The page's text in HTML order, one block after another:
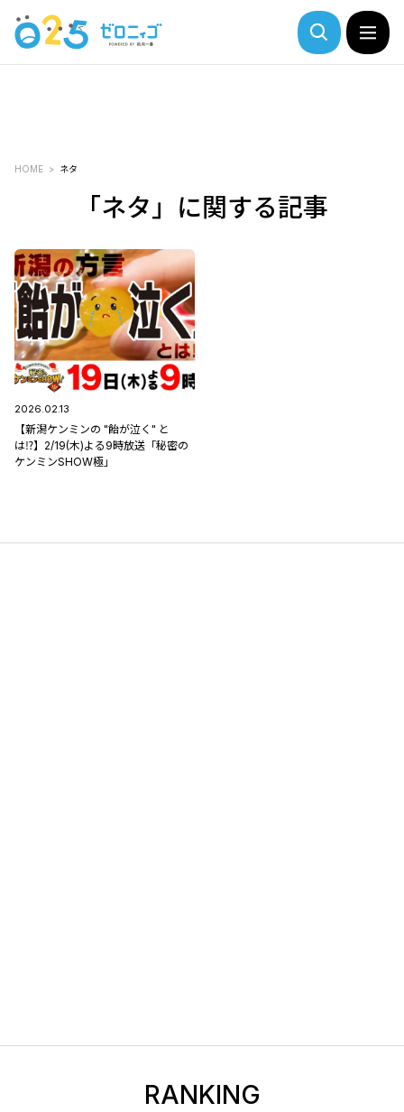
HOME ネタ
「ネタ」に関する記事
2026.02.13
【新潟ケンミンの "飴が泣く" と
は⁉】2/19(木)よる9時放送「秘密の
ケンミンSHOW極」
RANKING